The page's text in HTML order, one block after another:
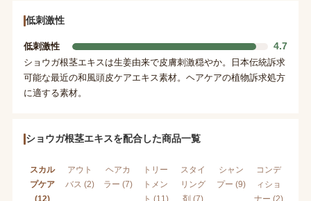
低刺激性
低刺激性 4.7
ショウガ根茎エキスは生姜由来で皮膚刺激穏やか。日本伝統訴求
可能な最近の和風頭皮ケアエキス素材。ヘアケアの植物訴求処方
に適する素材。
ショウガ根茎エキスを配合した商品一覧
スカル
プケア
(12)
アウト
バス (2)
ヘアカ
ラー (7)
トリー
トメン
ト (11)
スタイ
リング
剤 (7)
シャン
プー (9)
コンデ
ィショ
ナー (2)